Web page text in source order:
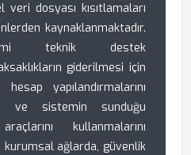
dosyası kısıtlamaları
kaynaklanmaktadır.
teknik destek
giderilmesi için
hesap yapılandırmalarını
ve sistemin sunduğu
kullanmalarını
ağlarda, güvenlik